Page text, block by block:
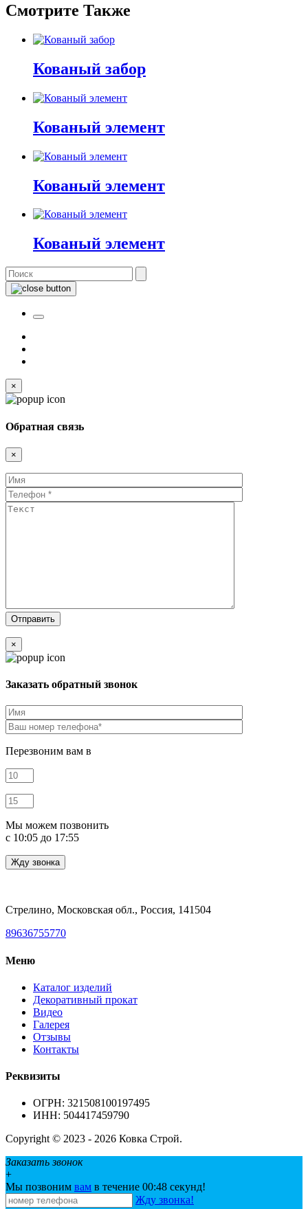
Смотрите Также
Кованый забор
Кованый элемент
Кованый элемент
Кованый элемент
×
Обратная связь
×
×
Заказать обратный звонок
Перезвоним вам в
Мы можем позвонить
c 10:05 до 17:55
Стрелино, Московская обл., Россия, 141504
89636755770
Меню
Каталог изделий
Декоративный прокат
Видео
Галерея
Отзывы
Контакты
Реквизиты
ОГРН: 321508100197495
ИНН: 504417459790
Copyright © 2023 - 2026 Ковка Строй.
Заказать звонок
+
Мы позвоним вам в течение 00:48 секунд!
Жду звонка!